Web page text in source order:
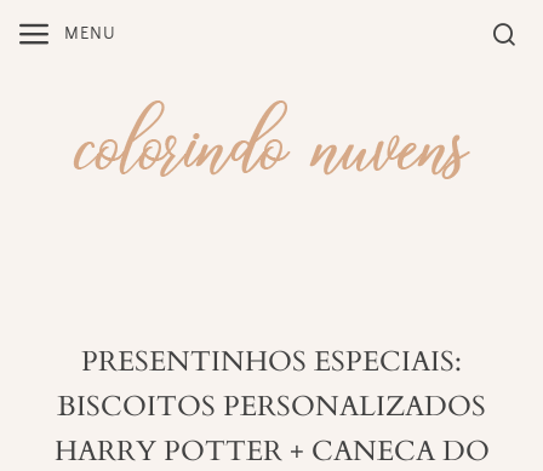
MENU
PRESENTINHOS ESPECIAIS:
BISCOITOS PERSONALIZADOS
HARRY POTTER + CANECA DO